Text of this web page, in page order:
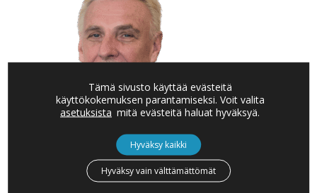
Tämä sivusto käyttää evästeitä
käyttökokemuksen parantamiseksi. Voit valita
asetuksista mitä evästeitä haluat hyväksyä.
Hyväksy kaikki
Hyväksy vain välttämättömät